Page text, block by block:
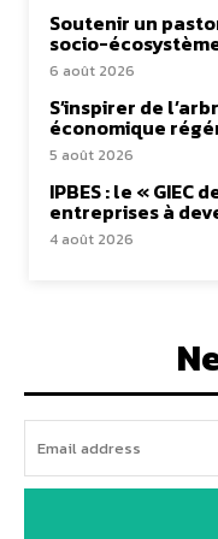
Soutenir un
socio-
6 août 2026
S’inspirer de
économique
5 août 2026
IPBES : le «
entreprises à
4 août 2026